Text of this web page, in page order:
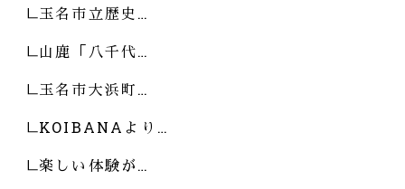
玉名市立歴史…
山鹿「八千代…
玉名市大浜町…
KOIBANAより…
楽しい体験が…